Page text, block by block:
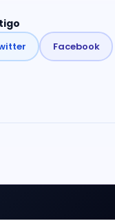
Facebook